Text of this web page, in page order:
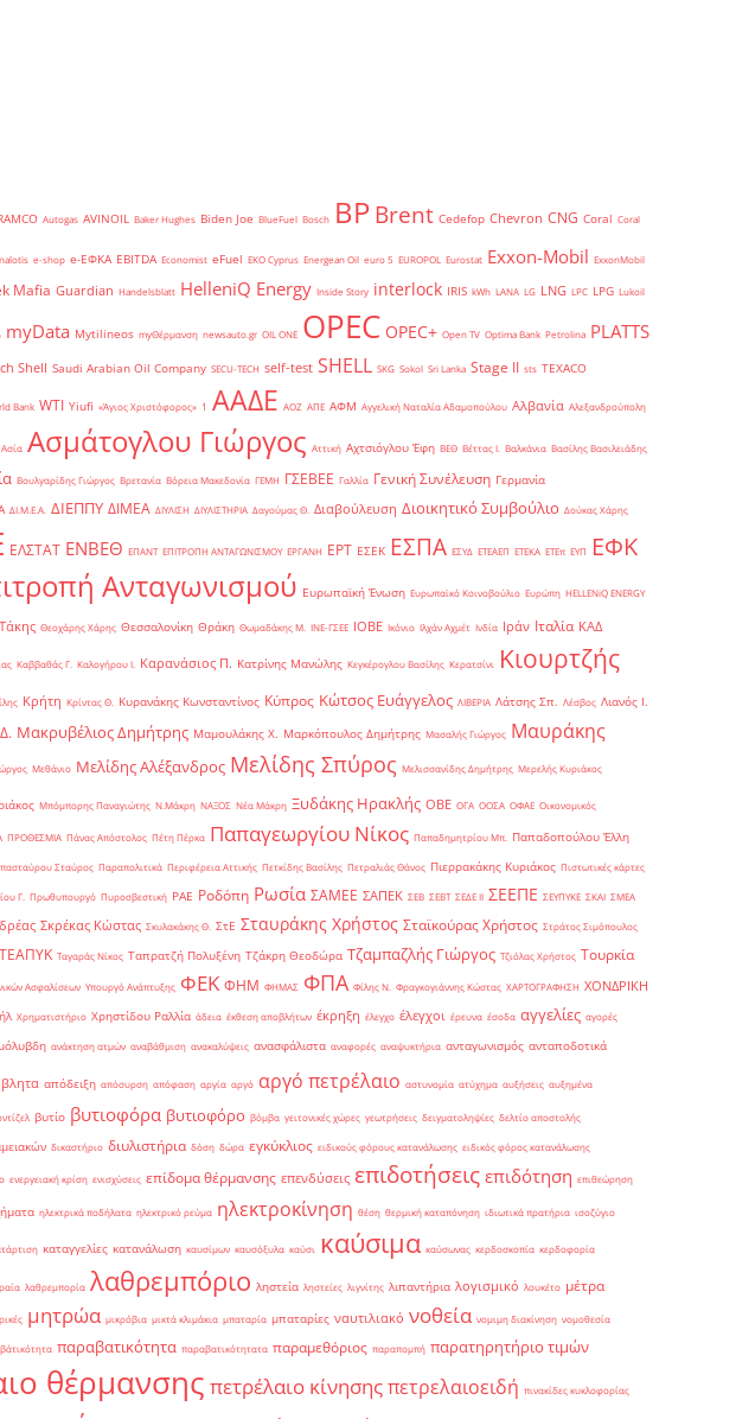
Autogas AVINOIL Baker Hughes Biden Joe BlueFuel Bosch BPBrent Cedefop Chevron CNG Coral Coral
e-shop e-ΕΦΚΑ EBITDA Economist eFuel EKO Cyprus Energean Oil euro 5 EUROPOL Eurostat Exxon-Mobil ExxonMobil
Mafia Guardian Handelsblatt HelleniQ Energy Inside Story interlock IRIS kWh LANA LG LNG LPC LPG Lukoil
myData Mytilineos myΘέρμανση newsauto.gr OIL ONE OPEC OPEC+ Open TV Optima Bank Petrolina PLATTS
Shell Saudi Arabian Oil Company SECU-TECH self-test SHELL SKG Sokol Sri Lanka Stage II sts TEXACO
Bank WTI Yiufi «Άγιος Χριστόφορος» ΄1 ΑΑΔΕ ΑΟΖ ΑΠΕ ΑΦΜ Αγγελική Ναταλία Αδαμοπούλου Αλβανία Αλεξανδρούπολη
Ασία Ασμάτογλου Γιώργος Αττική Αχτσιόγλου Έφη ΒΕΘ Βέττας Ι. Βαλκάνια Βασίλης Βασιλειάδης
Βουλγαρίδης Γιώργος Βρετανία Βόρεια Μακεδονία ΓΕΜΗ ΓΣΕΒΕΕ Γαλλία Γενική Συνέλευση Γερμανία
ΔΙ.Μ.Ε.Α. ΔΙΕΠΠΥ ΔΙΜΕΑ ΔΙΥΛΙΣΗ ΔΙΥΛΙΣΤΗΡΙΑ Δαγούμας Θ. Διαβούλευση Διοικητικό Συμβούλιο Δούκας Χάρης
ΕΛΣΤΑΤ ΕΝΒΕΘ ΕΠΑΝΤ ΕΠΙΤΡΟΠΗ ΑΝΤΑΓΩΝΙΣΜΟΥ ΕΡΓΑΝΗ ΕΡΤ ΕΣΕΚ ΕΣΠΑ ΕΣΥΔ ΕΤΕΑΕΠ ΕΤΕΚΑ ΕΤΕπ ΕΥΠ ΕΦΚ
Ανταγωνισμού Ευρωπαϊκή Ένωση Ευρωπαϊκό Κοινοβούλιο Ευρώπη ΗELLENiQ ENERGY
Θεοχάρης Χάρης Θεσσαλονίκη Θράκη Θωμαδάκης Μ. ΙΝΕ-ΓΣΕΕ ΙΟΒΕ Ικόνιο Ιλχάν Αχμέτ Ινδία Ιράν Ιταλία ΚΑΔ
Καββαθάς Γ. Καλογήρου Ι. Καρανάσιος Π. Κατρίνης Μανώλης Κεγκέρογλου Βασίλης Κερατσίνι
Κιουρτζής
Κρήτη Κρίντας Θ. Κυρανάκης Κωνσταντίνος Κύπρος Κώτσος Ευάγγελος ΛΙΒΕΡΙΑ Λάτσης Σπ. Λέσβος Λιανός Ι.
Μακρυβέλιος Δημήτρης Μαμουλάκης Χ. Μαρκόπουλος Δημήτρης Μασαλής Γιώργος Μαυράκης
Μεθάνιο Μελίδης Αλέξανδρος Μελίδης Σπύρος Μελισσανίδης Δημήτρης Μερελής Κυριάκος
Μπόμπορης Παναγιώτης Ν.Μάκρη ΝΑΞΟΣ Νέα Μάκρη Ξυδάκης Ηρακλής ΟΒΕ ΟΓΑ ΟΟΣΑ ΟΦΑΕ Οικονομικός
ΠΡΟΘΕΣΜΙΑ Πάνας Απόστολος Πέτη Πέρκα Παπαγεωργίου Νίκος Παπαδημητρίου Μπ. Παπαδοπούλου Έλλη
Σταύρος Παραπολιτικά Περιφέρεια Αττικής Πετκίδης Βασίλης Πετραλιάς Θάνος Πιερρακάκης Κυριάκος Πιστωτικές κάρτες
Γ. Πρωθυπουργό Πυροσβεστική ΡΑΕ Ροδόπη Ρωσία ΣΑΜΕΕ ΣΑΠΕΚ ΣΕΒ ΣΕΒΤ ΣΕΔΕ ΙΙ ΣΕΕΠΕ ΣΕΥΠΥΚΕ ΣΚΑΙ ΣΜΕΑ
Σκρέκας Κώστας Σκυλακάκης Θ. ΣτΕ Σταυράκης Χρήστος Σταϊκούρας Χρήστος Στράτος Σιμόπουλος
ΤΕΑΠΥΚ Ταγαράς Νίκος Ταπρατζή Πολυξένη Τζάκρη Θεοδώρα Τζαμπαζλής Γιώργος Τζιόλας Χρήστος Τουρκία
Ασφαλίσεων Υπουργό Ανάπτυξης ΦΕΚ ΦΗΜ ΦΗΜΑΣ ΦΠΑ Φίλης Ν. Φραγκογιάννης Κώστας ΧΑΡΤΟΓΡΑΦΗΣΗ ΧΟΝΔΡΙΚΗ
Χρηματιστήριο Χρηστίδου Ραλλία άδεια έκθεση αποβλήτων έκρηξη έλεγχο έλεγχοι έρευνα έσοδα αγγελίες αγορές
ανάκτηση ατμών αναβάθμιση ανακαλύψεις ανασφάλιστα αναφορές αναψυκτήρια ανταγωνισμός ανταποδοτικά
απόδειξη απόσυρση απόφαση αργία αργό αργό πετρέλαιο αστυνομία ατύχημα αυξήσεις αυξημένα
βυτίο βυτιοφόρα βυτιοφόρο βόμβα γειτονικές χώρες γεωτρήσεις δειγματοληψίες δελτίο αποστολής
δικαστήριο διυλιστήρια δόση δώρα εγκύκλιος ειδικούς φόρους κατανάλωσης ειδικός φόρος κατανάλωσης
ενεργειακή κρίση ενισχύσεις επίδομα θέρμανσης επενδύσεις επιδοτήσεις επιδότηση επιθεώρηση
ηλεκτρικά ποδήλατα ηλεκτρικό ρεύμα ηλεκτροκίνηση θέση θερμική καταπόνηση ιδιωτικά πρατήρια ισοζύγιο
καταγγελίες κατανάλωση καυσίμων καυσόξυλα καύσι καύσιμα καύσωνας κερδοσκοπία κερδοφορία
λαθρεμπορία λαθρεμπόριο ληστεία ληστείες λιγνίτης λιπαντήρια λογισμικό λουκέτο μέτρα
μητρώα μικρόβια μικτά κλιμάκια μπαταρία μπαταρίες ναυτιλιακό νοθεία νομιμη διακίνηση νομοθεσία
παραβατικότητα παραβατικότητατα παραμεθόριος παραπομπή παρατηρητήριο τιμών
θέρμανσης πετρέλαιο κίνησηςπετρελαιοειδή πινακίδες κυκλοφορίας